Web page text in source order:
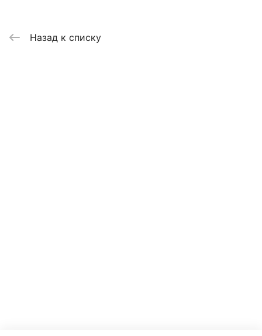
Назад к списку